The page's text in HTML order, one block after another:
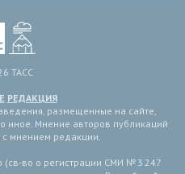
ТАСС
РЕДАКЦИЯ
размещенные на сайте,
иное. Мнение авторов публикаций
мнением редакции.
(св-во о регистрации СМИ № 3 247